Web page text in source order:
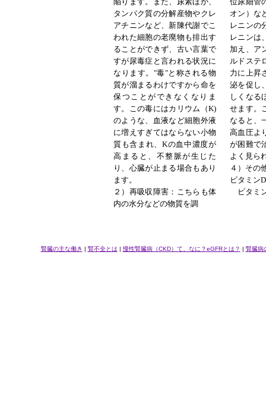
タンパク質の分解産物やクレ
アチニンなど、新陳代謝でこ
われた細胞の老廃物も排出す
ることができず、古い言葉で
すが尿毒症と言われる状況に
なります。"毒"と称される物
質が溜まるわけですから命を
保つことができなくなりま
す。この毒にはカリウム（K)
のような、血液など細胞外液
に増えすぎてはならない小物
質も含まれ、 Kの血中濃度が
高まると、不整脈が生じた
り、心臓が止まる場合もあり
ます。
２）再吸収障害 ：こちらも体
内の水分などの物質を調
オン）な
レニンの
レニンは
加え、ア
ルドステ
力に上昇
泌を促し
しくなる
せます。
なると、
高血圧よ
が困難で
よく見ら
４）その
ビタミン
ビタミ
腎臓の主な働き | 腎不全とは | 慢性腎臓病（CKD）て、なに？eGFRとは？ | 腎臓病